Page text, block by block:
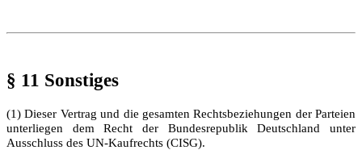
§ 11 Sonstiges
(1) Dieser Vertrag und die gesamten Rechtsbeziehungen der Parteien
unterliegen dem Recht der Bundesrepublik Deutschland unter
Ausschluss des UN-Kaufrechts (CISG).